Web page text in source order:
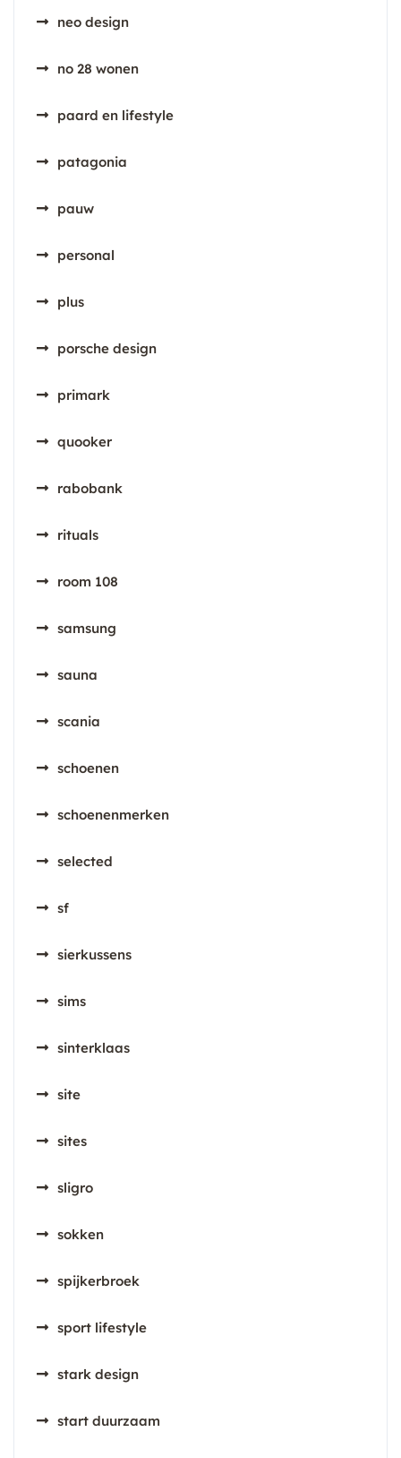
neo design
no 28 wonen
paard en lifestyle
patagonia
pauw
personal
plus
porsche design
primark
quooker
rabobank
rituals
room 108
samsung
sauna
scania
schoenen
schoenenmerken
selected
sf
sierkussens
sims
sinterklaas
site
sites
sligro
sokken
spijkerbroek
sport lifestyle
stark design
start duurzaam